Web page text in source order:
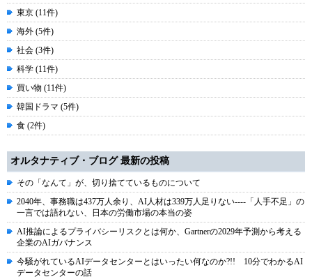
東京 (11件)
海外 (5件)
社会 (3件)
科学 (11件)
買い物 (11件)
韓国ドラマ (5件)
食 (2件)
オルタナティブ・ブログ 最新の投稿
その「なんて」が、切り捨てているものについて
2040年、事務職は437万人余り、AI人材は339万人足りない----「人手不足」の
一言では語れない、日本の労働市場の本当の姿
AI推論によるプライバシーリスクとは何か、Gartnerの2029年予測から考える
企業のAIガバナンス
今騒がれているAIデータセンターとはいったい何なのか?!! 10分でわかるAI
データセンターの話